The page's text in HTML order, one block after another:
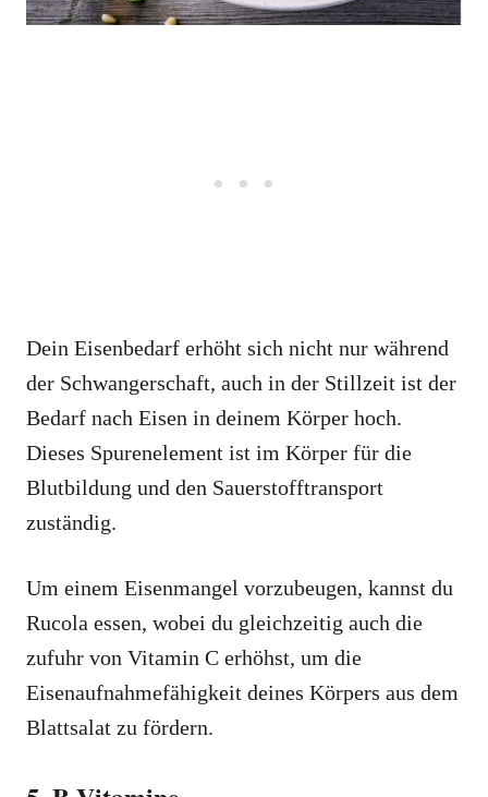
Dein Eisenbedarf erhöht sich nicht nur während
der Schwangerschaft, auch in der Stillzeit ist der
Bedarf nach Eisen in deinem Körper hoch.
Dieses Spurenelement ist im Körper für die
Blutbildung und den Sauerstofftransport
zuständig.
Um einem Eisenmangel vorzubeugen, kannst du
Rucola essen, wobei du gleichzeitig auch die
zufuhr von Vitamin C erhöhst, um die
Eisenaufnahmefähigkeit deines Körpers aus dem
Blattsalat zu fördern.